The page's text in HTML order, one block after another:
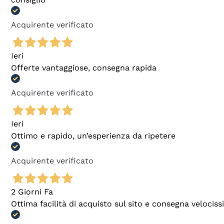
Acquirente verificato
Ieri
Offerte vantaggiose, consegna rapida
Acquirente verificato
Ieri
Ottimo e rapido, un’esperienza da ripetere
Acquirente verificato
2 Giorni Fa
Ottima facilità di acquisto sul sito e consegna